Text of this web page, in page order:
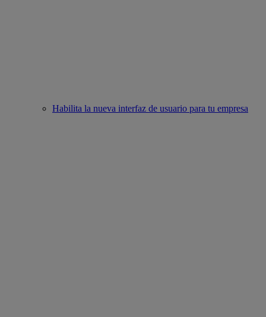
Habilita la nueva interfaz de usuario para tu empresa